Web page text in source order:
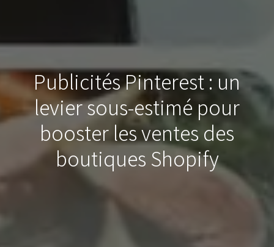
Publicités Pinterest : un
levier sous-estimé pour
booster les ventes des
boutiques Shopify